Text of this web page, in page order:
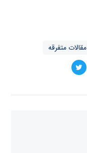
مقالات متفرقه